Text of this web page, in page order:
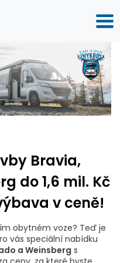
Bravia,
do 1,6 mil. Kč
v ceně!
obytném voze? Teď je
vás speciální nabídku
a Weinsberg s